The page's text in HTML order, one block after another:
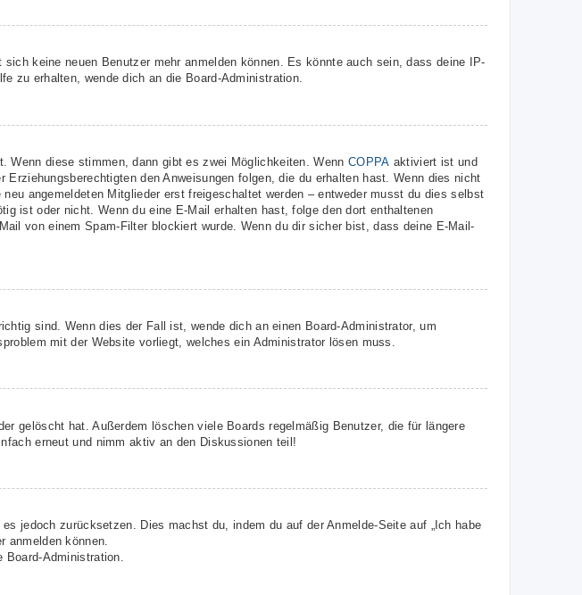
keine neuen Benutzer mehr anmelden können. Es könnte auch sein, dass deine IP-
zu erhalten, wende dich an die Board-Administration.
Wenn diese stimmen, dann gibt es zwei Möglichkeiten. Wenn COPPA aktiviert ist und
den Anweisungen folgen, die du erhalten hast. Wenn dies nicht
angemeldeten Mitglieder erst freigeschaltet werden – entweder musst du dies selbst
ist oder nicht. Wenn du eine E-Mail erhalten hast, folge den dort enthaltenen
von einem Spam-Filter blockiert wurde. Wenn du dir sicher bist, dass deine E-Mail-
sind. Wenn dies der Fall ist, wende dich an einen Board-Administrator, um
mit der Website vorliegt, welches ein Administrator lösen muss.
gelöscht hat. Außerdem löschen viele Boards regelmäßig Benutzer, die für längere
erneut und nimm aktiv an den Diskussionen teil!
jedoch zurücksetzen. Dies machst du, indem du auf der Anmelde-Seite auf „Ich habe
anmelden können.
Board-Administration.